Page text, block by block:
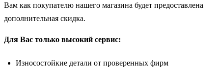
Вам как покупателю нашего магазина будет предоставлена
дополнительная скидка.
Для Вас только высокий сервис:
Износостойкие детали от проверенных фирм